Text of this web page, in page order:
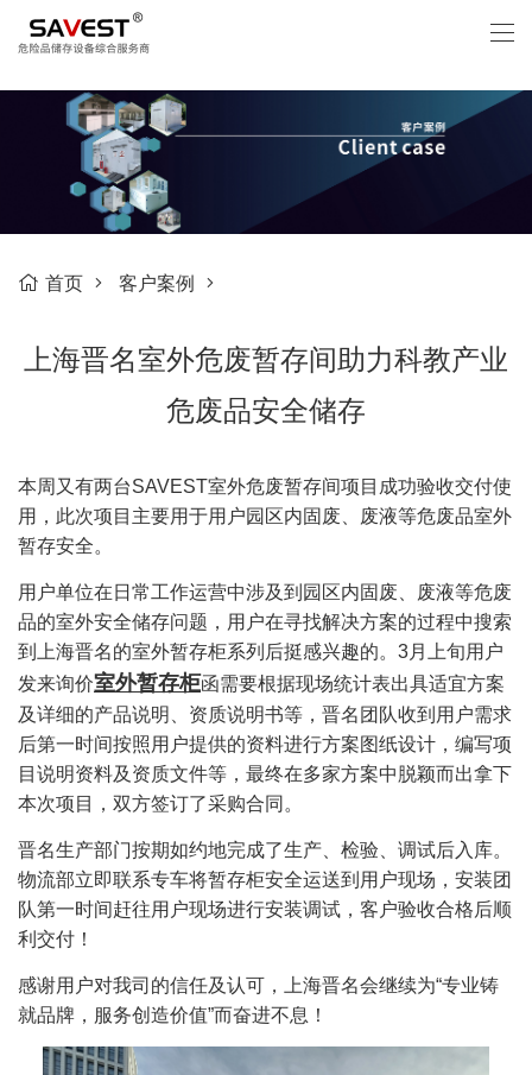
首页 客户案例
上海晋名室外危废暂存间助力科教产业
危废品安全储存
本周又有两台SAVEST室外危废暂存间项目成功验收交付使
用，此次项目主要用于用户园区内固废、废液等危废品室外
暂存安全。
用户单位在日常工作运营中涉及到园区内固废、废液等危废
品的室外安全储存问题，用户在寻找解决方案的过程中搜索
到上海晋名的室外暂存柜系列后挺感兴趣的。3月上旬用户
发来询价室外暂存柜函需要根据现场统计表出具适宜方案
及详细的产品说明、资质说明书等，晋名团队收到用户需求
后第一时间按照用户提供的资料进行方案图纸设计，编写项
目说明资料及资质文件等，最终在多家方案中脱颖而出拿下
本次项目，双方签订了采购合同。
晋名生产部门按期如约地完成了生产、检验、调试后入库。
物流部立即联系专车将暂存柜安全运送到用户现场，安装团
队第一时间赶往用户现场进行安装调试，客户验收合格后顺
利交付！
感谢用户对我司的信任及认可，上海晋名会继续为“专业铸
就品牌，服务创造价值”而奋进不息！